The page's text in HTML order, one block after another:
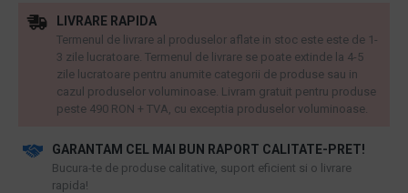
GARANTAM CEL MAI BUN RAPORT CALITATE-PRET!
​Bucura-te de produse calitative, suport eficient si o livrare
rapida!
LIVRARE RAPIDA
Termenul de livrare al produselor aflate in stoc este este de 1-
3 zile lucratoare. Termenul de livrare se poate extinde la 4-5
zile lucratoare pentru anumite categorii de produse sau in
cazul produselor voluminoase. Livram gratuit pentru produse
peste 490 RON + TVA, cu exceptia produselor voluminoase.